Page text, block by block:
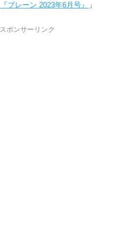
『ブレーン 2023年6月号』 」
スポンサーリンク